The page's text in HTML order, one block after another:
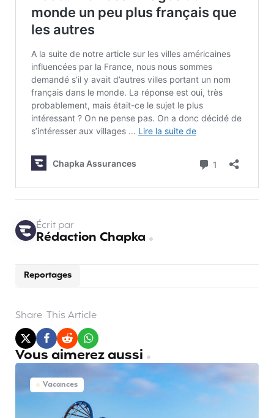
Reportages
Écrit par
Rédaction Chapka
Share This Article
Vous aimerez aussi
Vacances